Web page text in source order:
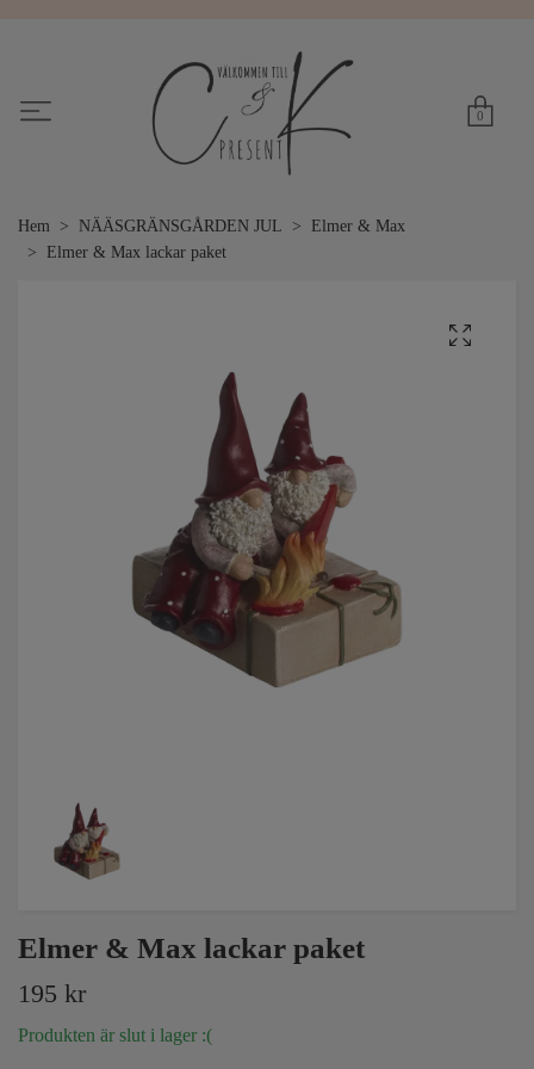
0
Hem NÄÄSGRÄNSGÅRDEN JUL
Elmer & Max
Elmer & Max lackar paket
Elmer & Max lackar paket
195 kr
Produkten är slut i lager :(